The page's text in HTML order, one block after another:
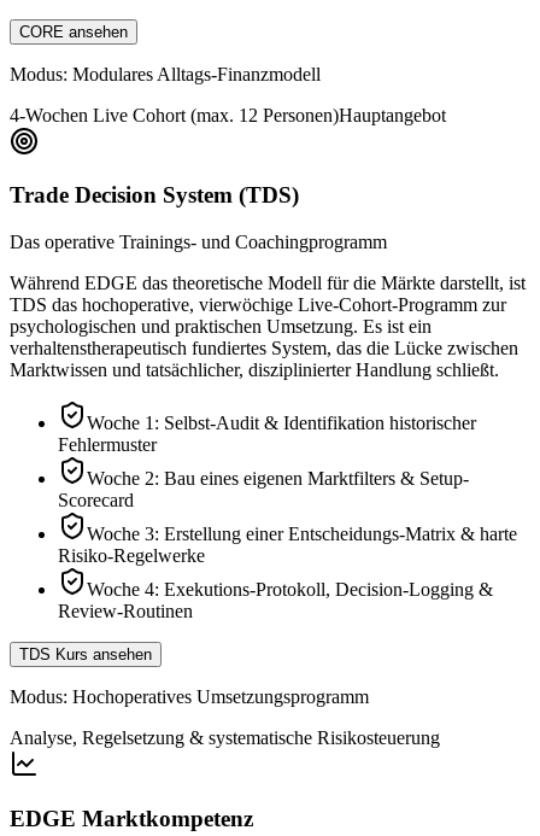
CORE ansehen
Modus: Modulares Alltags-Finanzmodell
4-Wochen Live Cohort (max. 12 Personen)Hauptangebot
Trade Decision System (TDS)
Das operative Trainings- und Coachingprogramm
Während EDGE das theoretische Modell für die Märkte darstellt, ist
TDS das hochoperative, vierwöchige Live-Cohort-Programm zur
psychologischen und praktischen Umsetzung. Es ist ein
verhaltenstherapeutisch fundiertes System, das die Lücke zwischen
Marktwissen und tatsächlicher, disziplinierter Handlung schließt.
Woche 1: Selbst-Audit & Identifikation historischer
Fehlermuster
Woche 2: Bau eines eigenen Marktfilters & Setup-
Scorecard
Woche 3: Erstellung einer Entscheidungs-Matrix & harte
Risiko-Regelwerke
Woche 4: Exekutions-Protokoll, Decision-Logging &
Review-Routinen
TDS Kurs ansehen
Modus: Hochoperatives Umsetzungsprogramm
Analyse, Regelsetzung & systematische Risikosteuerung
EDGE Marktkompetenz